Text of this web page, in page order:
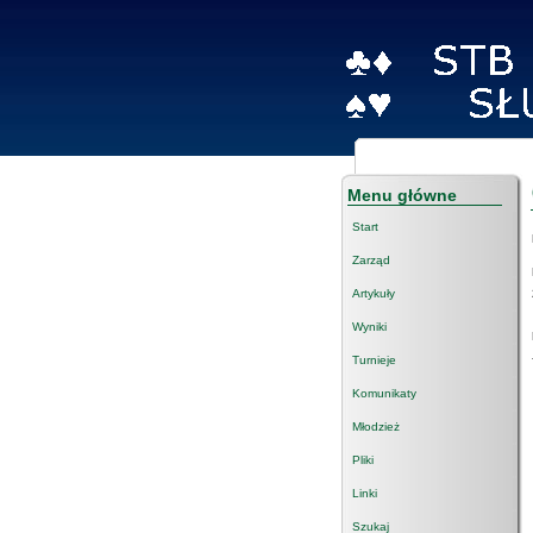
Menu główne
Start
Zarząd
Artykuły
Wyniki
Turnieje
Komunikaty
Młodzież
Pliki
Linki
Szukaj